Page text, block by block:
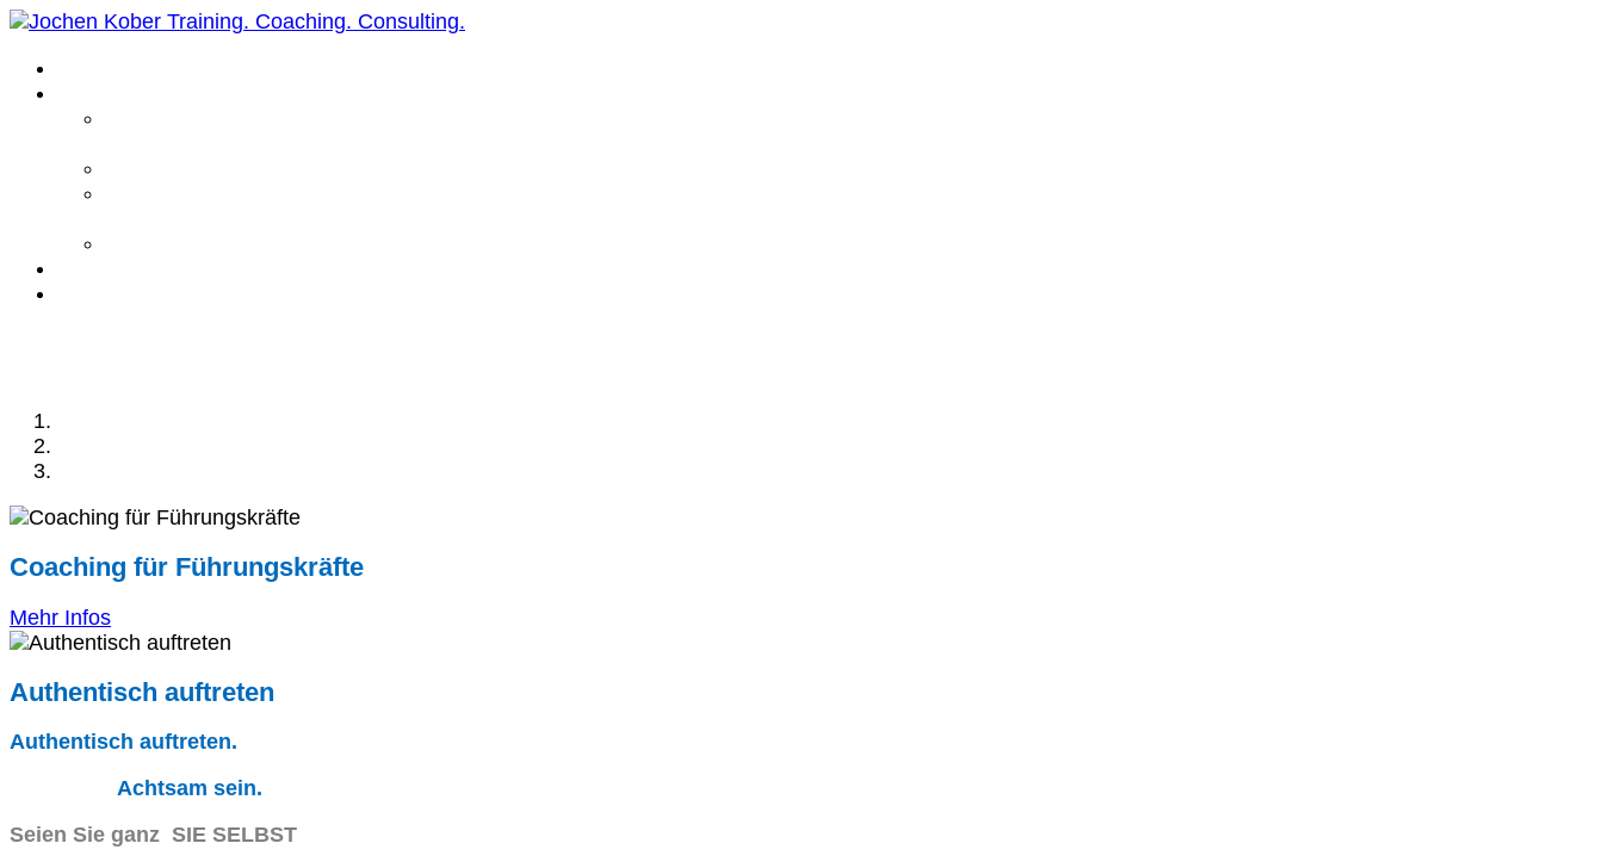
Coaching für Führungskräfte
Mehr Infos
Authentisch auftreten
Authentisch auftreten.
Achtsam sein.
Seien Sie ganz SIE SELBST